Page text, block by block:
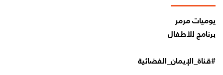
يوميات مرمر
برنامج للأطفال
#قناة_الإيمان_الفضائية